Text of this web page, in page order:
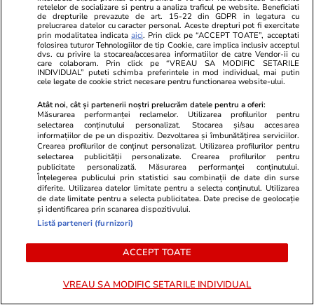
Politică 28 iul.
Ciprian Ciucu regretă că a
candidat pentru Primăria
București și se descrie „primarul
care a tras lozul necâștigător”
Exclusiv
Politică 28 iul.
Ilie Bolojan a vorbit într-o sală
aproape goală după ședința de
Guvern anunțată din scurt, în
posturilor din sănătate | VIDEO
retelelor de socializare si pentru a analiza traficul pe website. Beneficiati
de drepturile prevazute de art. 15-22 din GDPR in legatura cu
prelucrarea datelor cu caracter personal. Aceste drepturi pot fi exercitate
prin modalitatea indicataaici. Prin click pe “ACCEPT TOATE”, acceptati
folosirea tuturor Tehnologiilor de tip Cookie, care implica inclusiv acceptul
dvs. cu privire la stocarea/accesarea informatiilor de catre Vendor-ii cu
care colaboram. Prin click pe “VREAU SA MODIFIC SETARILE
INDIVIDUAL” puteti schimba preferintele in mod individual, mai putin
cele legate de cookie strict necesare pentru functionarea website-ului.
Atât noi, cât și partenerii noștri prelucrăm datele pentru a oferi:
Măsurarea performanței reclamelor. Utilizarea profilurilor pentru
selectarea conținutului personalizat. Stocarea și/sau accesarea
informațiilor de pe un dispozitiv. Dezvoltarea și îmbunătățirea serviciilor.
Crearea profilurilor de conținut personalizat. Utilizarea profilurilor pentru
selectarea publicității personalizate. Crearea profilurilor pentru
publicitate personalizată. Măsurarea performanței conținutului.
Înțelegerea publicului prin statistici sau combinații de date din surse
diferite. Utilizarea datelor limitate pentru a selecta conținutul. Utilizarea
de date limitate pentru a selecta publicitatea. Date precise de geolocație
și identificarea prin scanarea dispozitivului.
Listă parteneri (furnizori)
ACCEPT TOATE
VREAU SA MODIFIC SETARILE INDIVIDUAL